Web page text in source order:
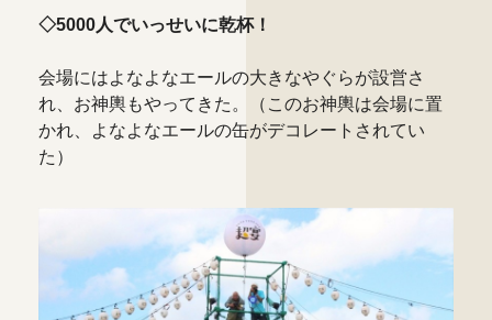
◇5000人でいっせいに乾杯！
会場にはよなよなエールの大きなやぐらが設営さ
れ、お神輿もやってきた。（このお神輿は会場に置
かれ、よなよなエールの缶がデコレートされてい
た）